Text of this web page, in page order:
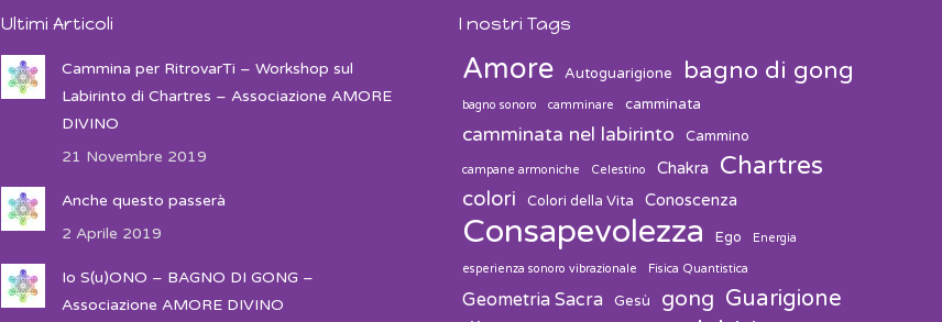
Ultimi Articoli
Cammina per RitrovarTi – Workshop sul
Labirinto di Chartres – Associazione AMORE
DIVINO
21 Novembre 2019
Anche questo passerà
2 Aprile 2019
Io S(u)ONO – BAGNO DI GONG –
Associazione AMORE DIVINO
I nostri Tags
Amore Autoguarigione bagno di gong
bagno sonoro camminare camminata
camminata nel labirinto Cammino
campane armoniche Celestino Chakra Chartres
colori Colori della Vita Conoscenza
Consapevolezza Ego Energia
esperienza sonoro vibrazionale Fisica Quantistica
Geometria Sacra Gesù gong Guarigione